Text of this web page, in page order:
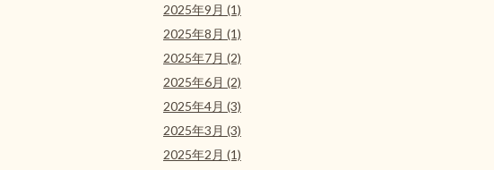
2025年9月 (1)
2025年8月 (1)
2025年7月 (2)
2025年6月 (2)
2025年4月 (3)
2025年3月 (3)
2025年2月 (1)